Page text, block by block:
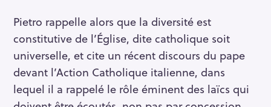
Pietro rappelle alors que la diversité est
constitutive de l’Église, dite catholique soit
universelle, et cite un récent discours du pape
devant l’Action Catholique italienne, dans
lequel il a rappelé le rôle éminent des laïcs qui